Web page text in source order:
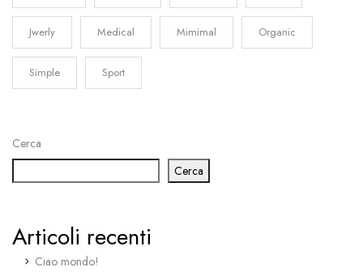
Jwerly Medical Mimimal Organic
Simple Sport
Cerca
Cerca
Articoli recenti
Ciao mondo!